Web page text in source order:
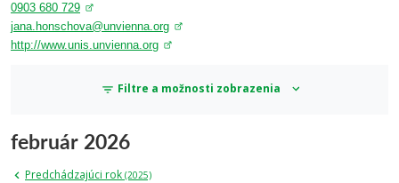
0903 680 729
jana.honschova@unvienna.org
http://www.unis.unvienna.org
Filtre a možnosti zobrazenia
február 2026
Predchádzajúci rok (2025)